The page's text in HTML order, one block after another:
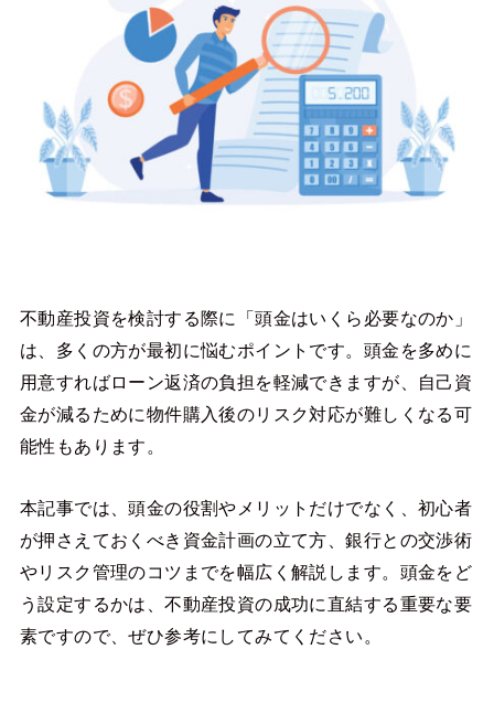
不動産投資を検討する際に「頭金はいくら必要なのか」
は、多くの方が最初に悩むポイントです。頭金を多めに
用意すればローン返済の負担を軽減できますが、自己資
金が減るために物件購入後のリスク対応が難しくなる可
能性もあります。
本記事では、頭金の役割やメリットだけでなく、初心者
が押さえておくべき資金計画の立て方、銀行との交渉術
やリスク管理のコツまでを幅広く解説します。頭金をど
う設定するかは、不動産投資の成功に直結する重要な要
素ですので、ぜひ参考にしてみてください。